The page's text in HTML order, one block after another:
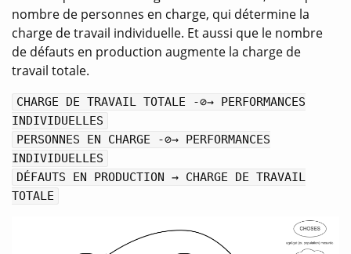
nombre de personnes en charge, qui détermine la
charge de travail individuelle. Et aussi que le nombre
de défauts en production augmente la charge de
travail totale.
CHARGE DE TRAVAIL TOTALE -⊘→ PERFORMANCES
INDIVIDUELLES
PERSONNES EN CHARGE -⊘→ PERFORMANCES
INDIVIDUELLES
DÉFAUTS EN PRODUCTION → CHARGE DE TRAVAIL
TOTALE